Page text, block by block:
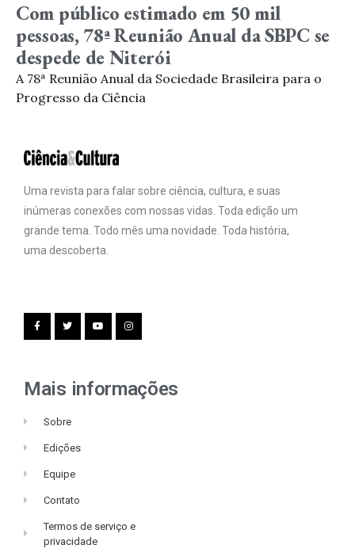
Com público estimado em 50 mil
pessoas, 78ª Reunião Anual da SBPC se
despede de Niterói
A 78ª Reunião Anual da Sociedade Brasileira para o
Progresso da Ciência
Uma revista para falar sobre ciência, cultura, e suas
inúmeras conexões com nossas vidas. Toda edição um
grande tema. Todo mês uma novidade. Toda história,
uma descoberta.
Mais informações
Sobre
Edições
Equipe
Contato
Termos de serviço e
privacidade